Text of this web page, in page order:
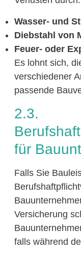
Wasser- und
Diebstahl von
Feuer- oder
Es lohnt sich,
verschiedener
passende
2.3.
für
Falls Sie
Versicherung
falls während